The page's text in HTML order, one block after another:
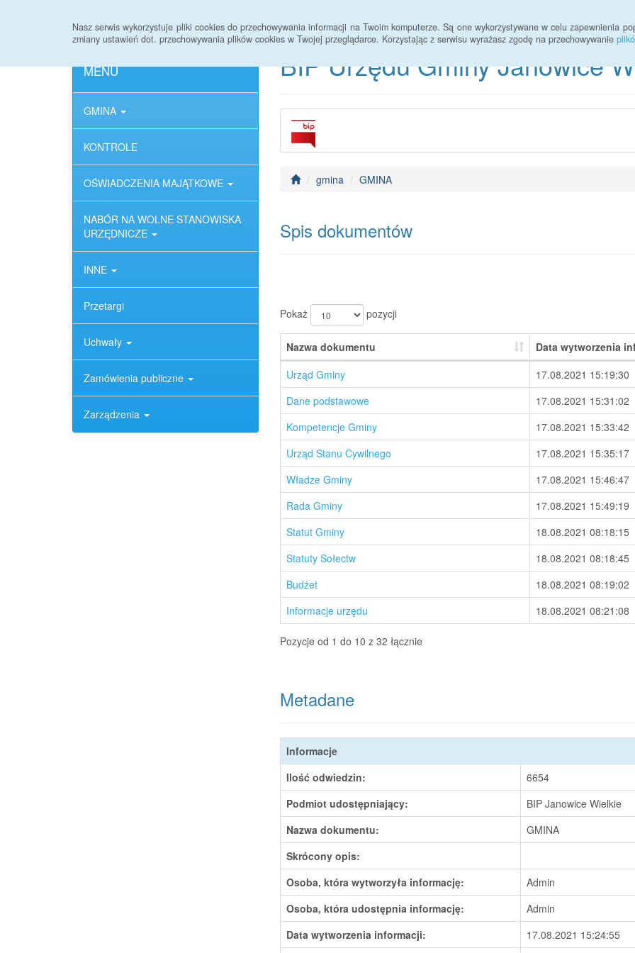
Nasz serwis wykorzystuje pliki cookies do przechowywania informacji na Twoim komputerze. Są one wykorzystywane w celu zapewnienia
zmiany ustawień dot. przechowywania plików cookies w Twojej przeglądarce. Korzystając z serwisu wyrażasz zgodę na przechowywanie
MENU
GMINA
KONTROLE
OŚWIADCZENIA MAJĄTKOWE
NABÓR NA WOLNE STANOWISKA
URZĘDNICZE
INNE
Przetargi
Uchwały
Zamówienia publiczne
Zarządzenia
BIP Urzędu Gminy Janowice
gmina GMINA
Spis dokumentów
Pokaż pozycji
Nazwa dokumentu
Data wytworzenia
Urząd Gminy
17.08.2021 15:19:30
Dane podstawowe
17.08.2021 15:31:02
Kompetencje Gminy
17.08.2021 15:33:42
Urząd Stanu Cywilnego
17.08.2021 15:35:17
Władze Gminy
17.08.2021 15:46:47
Rada Gminy
17.08.2021 15:49:19
Statut Gminy
18.08.2021 08:18:15
Statuty Sołectw
18.08.2021 08:18:45
Budżet
18.08.2021 08:19:02
Informacje urzędu
18.08.2021 08:21:08
Pozycje od 1 do 10 z 32 łącznie
Metadane
Informacje
Ilość odwiedzin:
6654
Podmiot udostępniający:
BIP Janowice Wielkie
Nazwa dokumentu:
GMINA
Skrócony opis:
Osoba, która wytworzyła informację:
Admin
Osoba, która udostępnia informację:
Admin
Data wytworzenia informacji:
17.08.2021 15:24:55